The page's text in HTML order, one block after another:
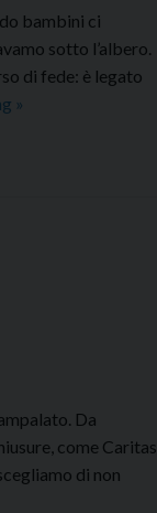
bambini ci
sotto l’albero.
di fede: è legato
MESSAGGIO
»
Da
come Caritas
di non